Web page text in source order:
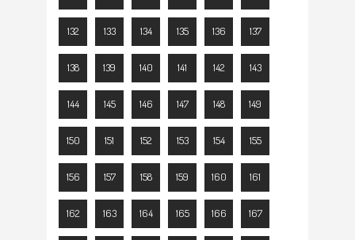
132 133 134 135 136 137
138 139 140 141 142 143
144 145 146 147 148 149
150 151 152 153 154 155
156 157 158 159 160 161
162 163 164 165 166 167